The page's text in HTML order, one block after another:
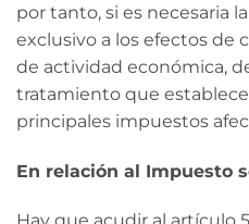
por tanto, si es necesaria
exclusivo a los efectos de
de actividad económica,
tratamiento que
principales impuestos
En relación al Impuesto